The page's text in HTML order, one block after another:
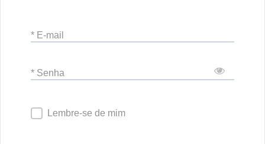
* E-mail
* Senha
Lembre-se de mim